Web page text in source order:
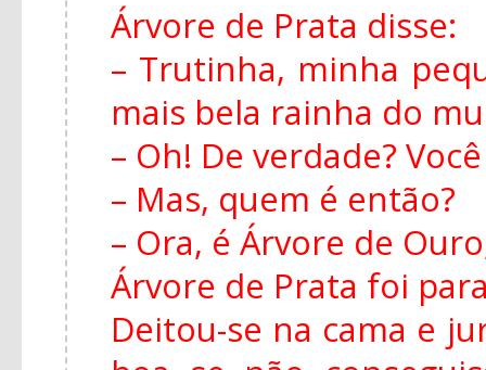
Árvore de Prata disse:
– Trutinha, minha
mais bela rainha do
– Oh! De verdade?
– Mas, quem é então?
– Ora, é Árvore de
Árvore de Prata foi
Deitou-se na cama e